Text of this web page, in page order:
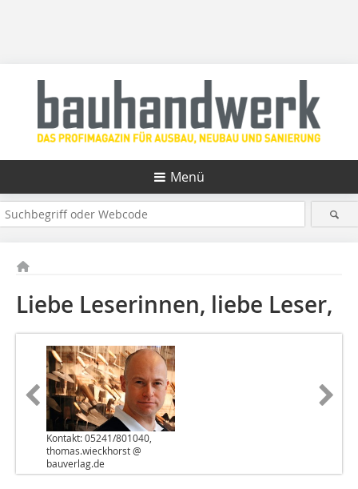
Menü
Liebe Leserinnen, liebe Leser,
Kontakt: 05241/801040,
thomas.wieckhorst @
bauverlag.de